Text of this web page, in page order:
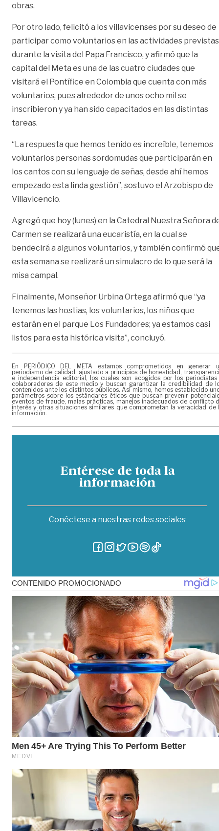
obras.
Por otro lado, felicitó a los villavicenses por su deseo de
participar como voluntarios en las actividades previstas
durante la visita del Papa Francisco, y afirmó que la
capital del Meta es una de las cuatro ciudades que
visitará el Pontífice en Colombia que cuenta con más
voluntarios, pues alrededor de unos ocho mil se
inscribieron y ya han sido capacitados en las distintas
tareas.
“La respuesta que hemos tenido es increíble, tenemos
voluntarios personas sordomudas que participarán en
los cantos con su lenguaje de señas, desde ahí hemos
empezado esta linda gestión”, sostuvo el Arzobispo de
Villavicencio.
Agregó que hoy (lunes) en la Catedral Nuestra Señora
Carmen se realizará una eucaristía, en la cual se
bendecirá a algunos voluntarios, y también confirmó
esta semana se realizará un simulacro de lo que será la
misa campal.
Finalmente, Monseñor Urbina Ortega afirmó que “ya
tenemos las hostias, los voluntarios, los niños que
estarán en el parque Los Fundadores; ya estamos casi
listos para esta histórica visita”, concluyó.
En PERIÓDICO DEL META estamos comprometidos en generar
periodismo de calidad, ajustado a principios de honestidad,
e independencia editorial, los cuales son acogidos por los periodistas
colaboradores de este medio y buscan garantizar la credibilidad de
contenidos ante los distintos públicos. Así mismo, hemos establecido
parámetros sobre los estándares éticos que buscan prevenir
eventos de fraude, malas prácticas, manejos inadecuados de conflicto
interés y otras situaciones similares que comprometan la veracidad de
información.
Entérese de toda la
información
Conéctese a nuestras redes sociales